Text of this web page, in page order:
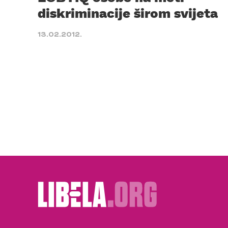
diskriminacije širom svijeta
13.02.2012.